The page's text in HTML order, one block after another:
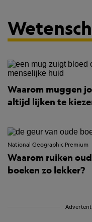
Waarom muggen
altijd lijken te
National Geographic Premium
Waarom ruiken
boeken zo lekker?